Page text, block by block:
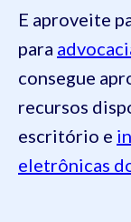
E aproveite
para
consegue
recursos
escritório e
eletrônicas